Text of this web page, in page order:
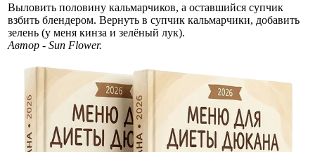
Выловить половину кальмарчиков, а оставшийся супчик
взбить блендером. Вернуть в супчик кальмарчики, добавить
зелень (у меня кинза и зелёный лук).
Автор - Sun Flower.